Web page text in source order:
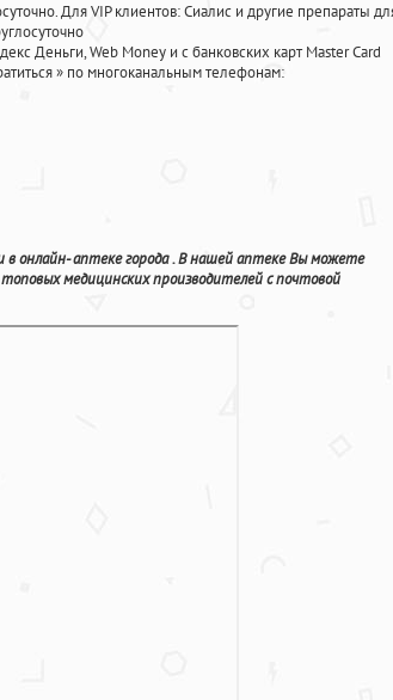
Для VIP клиентов: Сиалис и другие препараты
Деньги, Web Money и с банковских карт Master Card
» по многоканальным телефонам:
онлайн- аптеке города . В нашей аптеке Вы можете
медицинских производителей с почтовой